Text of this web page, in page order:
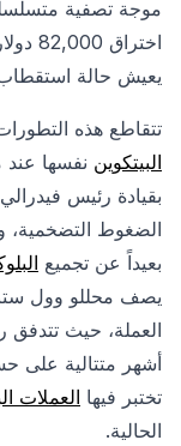
يعيش حالة استقطاب
تتقاطع هذه
البيتكوين نفسها
بقيادة رئيس
الضغوط التضخمية،
بعيداً عن تجميع
يصف محللو وول
العملة، حيث تتدفق
أشهر متتالية على
تختبر فيها العملات
الحالية.